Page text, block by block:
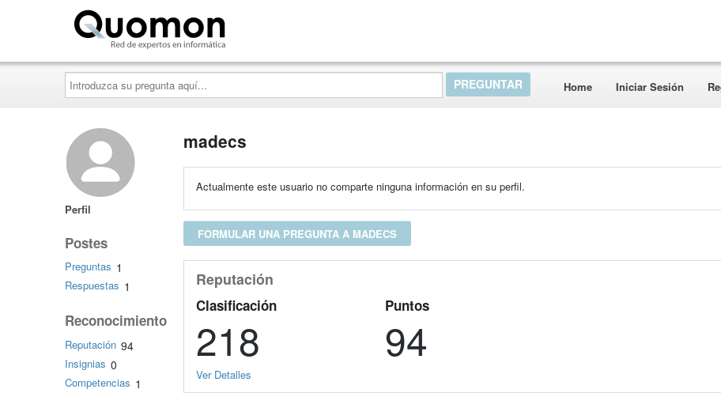
Introduzca
su
pregunta
aquí...
Home Iniciar Sesión
Perfil
Postes
Preguntas 1
Respuestas 1
Reconocimiento
Reputación 94
Insignias 0
Competencias 1
madecs
Actualmente este usuario no comparte ninguna información en su perfil.
FORMULAR UNA PREGUNTA A MADECS
Reputación
Clasificación
218
Puntos
94
Ver Detalles